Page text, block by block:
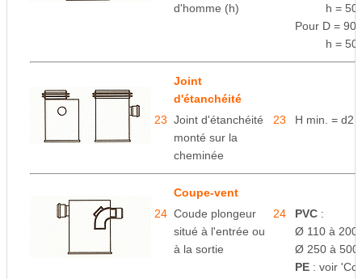
d'homme (h)
h =
Pour D =
h =
Joint
d'étanchéité
23 Joint d'étanchéité
monté sur la
cheminée
23 H min. = d2
Coupe-vent
24 Coude plongeur
situé à l'entrée ou
à la sortie
24 PVC :
Ø 110 à 200
Ø 250 à 500
PE : voir